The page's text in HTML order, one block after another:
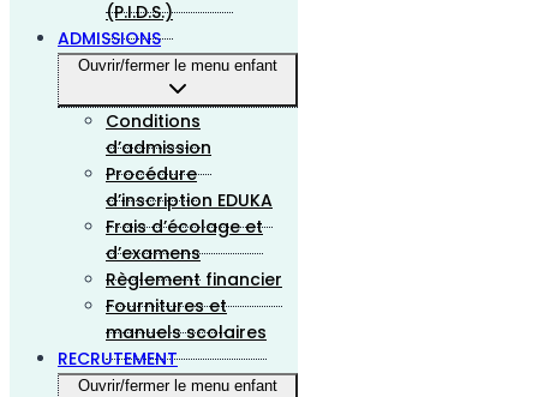
(P.I.D.S.)
ADMISSIONS
Ouvrir/fermer le menu enfant
Conditions
d’admission
Procédure
d’inscription EDUKA
Frais d’écolage et
d’examens
Règlement financier
Fournitures et
manuels scolaires
RECRUTEMENT
Ouvrir/fermer le menu enfant